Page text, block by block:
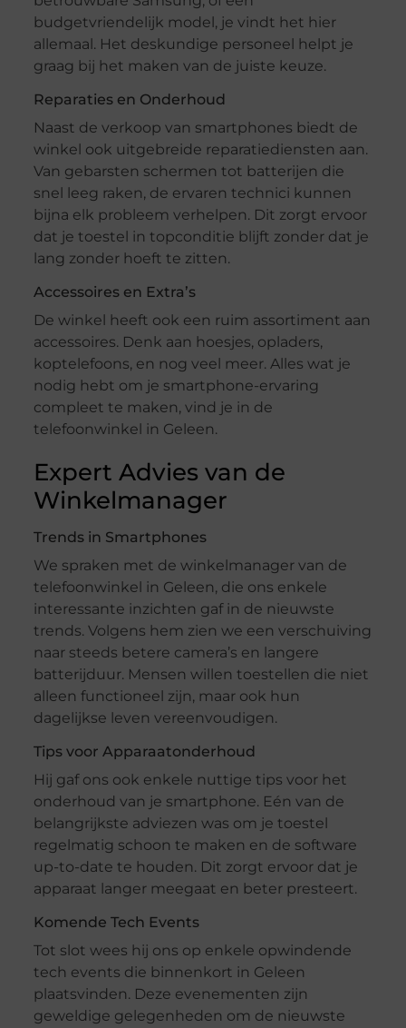
budgetvriendelijk model, je vindt het hier
allemaal. Het deskundige personeel helpt je
graag bij het maken van de juiste keuze.
Reparaties en Onderhoud
Naast de verkoop van smartphones biedt de
winkel ook uitgebreide reparatiediensten aan.
Van gebarsten schermen tot batterijen die
snel leeg raken, de ervaren technici kunnen
bijna elk probleem verhelpen. Dit zorgt ervoor
dat je toestel in topconditie blijft zonder dat je
lang zonder hoeft te zitten.
Accessoires en Extra’s
De winkel heeft ook een ruim assortiment aan
accessoires. Denk aan hoesjes, opladers,
koptelefoons, en nog veel meer. Alles wat je
nodig hebt om je smartphone-ervaring
compleet te maken, vind je in de
telefoonwinkel in Geleen.
Expert Advies van de
Winkelmanager
Trends in Smartphones
We spraken met de winkelmanager van de
telefoonwinkel in Geleen, die ons enkele
interessante inzichten gaf in de nieuwste
trends. Volgens hem zien we een verschuiving
naar steeds betere camera’s en langere
batterijduur. Mensen willen toestellen die niet
alleen functioneel zijn, maar ook hun
dagelijkse leven vereenvoudigen.
Tips voor Apparaatonderhoud
Hij gaf ons ook enkele nuttige tips voor het
onderhoud van je smartphone. Eén van de
belangrijkste adviezen was om je toestel
regelmatig schoon te maken en de software
up-to-date te houden. Dit zorgt ervoor dat je
apparaat langer meegaat en beter presteert.
Komende Tech Events
Tot slot wees hij ons op enkele opwindende
tech events die binnenkort in Geleen
plaatsvinden. Deze evenementen zijn
geweldige gelegenheden om de nieuwste